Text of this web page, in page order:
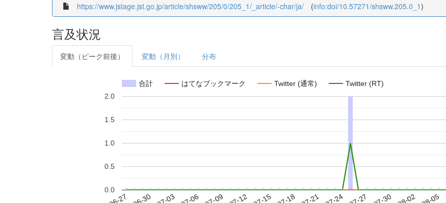
https://www.jstage.jst.go.jp/article/shsww/205/0/205_1/_article/-char/ja/ (info:doi/10.57271/shsww.205.0_1)
言及状況
変動（ピーク前後） 変動（月別） 分布
合計 はてなブックマーク Twitter (通常) Twitter (RT)
0.0
0.5
1.0
1.5
2.0